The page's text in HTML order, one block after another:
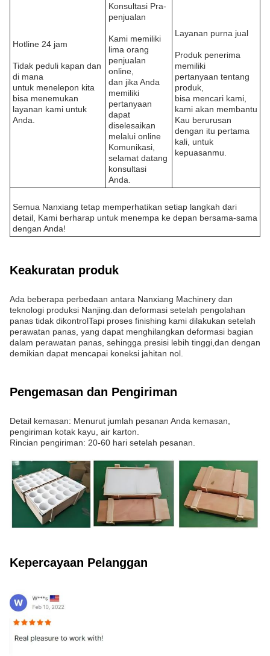
Hotline 24 jam
Tidak peduli kapan dan
di mana
untuk menelepon kita
bisa menemukan
layanan kami untuk
Anda.
Konsultasi Pra-
penjualan
Kami memiliki
lima orang
penjualan
online,
dan jika Anda
memiliki
pertanyaan
dapat
diselesaikan
melalui online
Komunikasi,
selamat datang
konsultasi
Anda.
Layanan purna jual
Produk penerima
memiliki
pertanyaan tentang
produk,
bisa mencari kami,
kami akan membantu
Kau berurusan
dengan itu pertama
kali, untuk
kepuasanmu.
Semua Nanxiang tetap memperhatikan setiap langkah dari
detail, Kami berharap untuk menempa ke depan bersama-sama
dengan Anda!
Keakuratan produk
Ada beberapa perbedaan antara Nanxiang Machinery dan
teknologi produksi Nanjing.dan deformasi setelah pengolahan
panas tidak dikontrolTapi proses finishing kami dilakukan setelah
perawatan panas, yang dapat menghilangkan deformasi bagian
dalam perawatan panas, sehingga presisi lebih tinggi,dan dengan
demikian dapat mencapai koneksi jahitan nol.
Pengemasan dan Pengiriman
Detail kemasan: Menurut jumlah pesanan Anda kemasan,
pengiriman kotak kayu, air karton.
Rincian pengiriman: 20-60 hari setelah pesanan.
Kepercayaan Pelanggan